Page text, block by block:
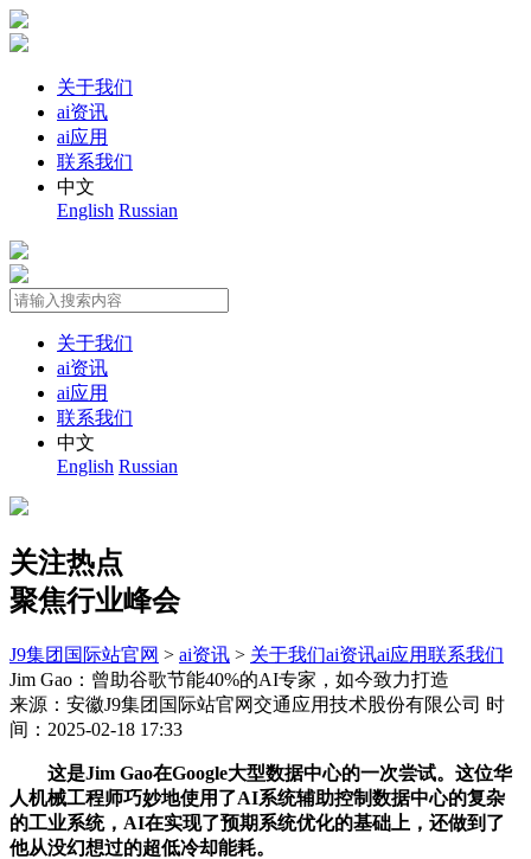
关于我们
ai资讯
ai应用
联系我们
中文
English Russian
关于我们
ai资讯
ai应用
联系我们
中文
English Russian
关注热点
聚焦行业峰会
J9集团国际站官网 > ai资讯 > 关于我们ai资讯ai应用联系我们
Jim Gao：曾助谷歌节能40%的AI专家，如今致力打造
来源：安徽J9集团国际站官网交通应用技术股份有限公司 时
间：2025-02-18 17:33
这是Jim Gao在Google大型数据中心的一次尝试。这位华
人机械工程师巧妙地使用了AI系统辅助控制数据中心的复杂
的工业系统，AI在实现了预期系统优化的基础上，还做到了
他从没幻想过的超低冷却能耗。